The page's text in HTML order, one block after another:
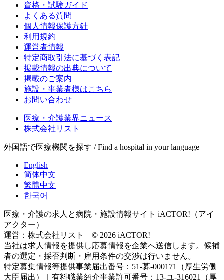
資格・試験ガイド
よくある質問
個人情報保護方針
利用規約
運営者情報
特定商取引法に基づく表記
掲載情報の出典について
掲載のご案内
施設・事業者様はこちら
お問い合わせ
医療・介護業界ニュース
株式会社リスト
外国語で医療機関を探す / Find a hospital in your language
English
简体中文
繁體中文
한국어
医療・介護の求人と病院・施設情報サイト iACTOR!（アイ
アクター）
運営：株式会社リスト © 2026 iACTOR!
当社は求人情報を提供し応募情報を企業へ送信します。候補
者の選定・採否判断・雇用条件の交渉は行いません。
特定募集情報等提供事業届出番号：51-募-000171（厚生労働
大臣届出）｜有料職業紹介事業許可番号：13-ユ-316021（厚